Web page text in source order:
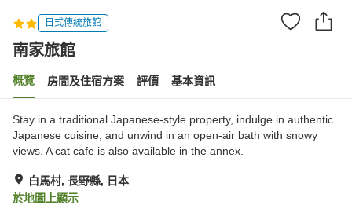
日式傳統旅館
南家旅館
概覽 房間及住宿方案 評價 基本資訊
Stay in a traditional Japanese-style property, indulge in authentic
Japanese cuisine, and unwind in an open-air bath with snowy
views. A cat cafe is also available in the annex.
白馬村, 長野縣, 日本
於地圖上顯示